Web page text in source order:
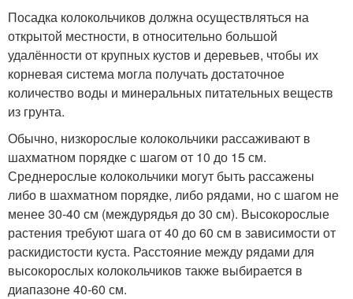
Посадка колокольчиков должна осуществляться на
открытой местности, в относительно большой
удалённости от крупных кустов и деревьев, чтобы их
корневая система могла получать достаточное
количество воды и минеральных питательных веществ
из грунта.
Обычно, низкорослые колокольчики рассаживают в
шахматном порядке с шагом от 10 до 15 см.
Среднерослые колокольчики могут быть рассажены
либо в шахматном порядке, либо рядами, но с шагом не
менее 30-40 см (междурядья до 30 см). Высокорослые
растения требуют шага от 40 до 60 см в зависимости от
раскидистости куста. Расстояние между рядами для
высокорослых колокольчиков также выбирается в
диапазоне 40-60 см.